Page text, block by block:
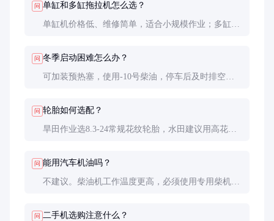
问 单缸和多缸拖拉机怎么选？
单缸机价格低、维修简单，适合小规模作业；多缸机
问 冬季启动困难怎么办？
可加装预热塞，使用-10号柴油，停车后及时排空油
问 轮胎如何选配？
旱田作业选8.3-24常规花纹轮胎，水田建议用高花纹
问 能用汽车机油吗？
不建议。柴油机工作温度更高，必须使用专用柴机油
问 二手机选购注意什么？